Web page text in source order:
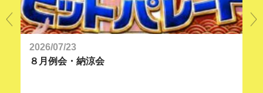
2026/07/23
８月例会・納涼会